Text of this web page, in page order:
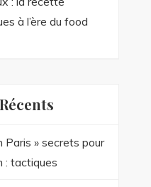
à l’ère du food
Paris » secrets pour
: tactiques